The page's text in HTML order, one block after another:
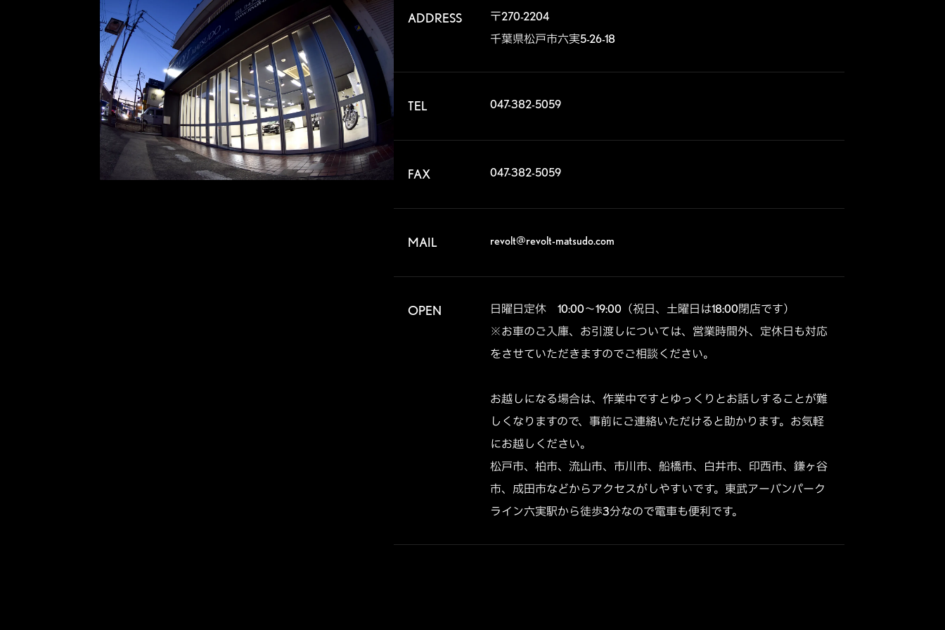
ADDRESS
〒270-2204
千葉県松戸市六実5-26-18
TEL 047-382-5059
FAX 047-382-5059
MAIL revolt@revolt-matsudo.com
OPEN
日曜日定休　10:00～19:00（祝日、土曜日は18:00閉店です）
※お車のご入庫、お引渡しについては、営業時間外、定休日も対応
をさせていただきますのでご相談ください。
お越しになる場合は、作業中ですとゆっくりとお話しすることが難
しくなりますので、事前にご連絡いただけると助かります。お気軽
にお越しください。
松戸市、柏市、流山市、市川市、船橋市、白井市、印西市、鎌ヶ谷
市、成田市などからアクセスがしやすいです。東武アーバンパーク
ライン六実駅から徒歩3分なので電車も便利です。